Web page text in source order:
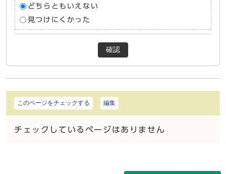
どちらともいえない
見つけにくかった
確認
このページをチェックする 編集
チェックしているページはありません